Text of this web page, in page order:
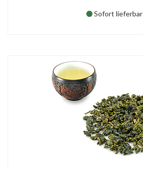
Sofort lieferbar